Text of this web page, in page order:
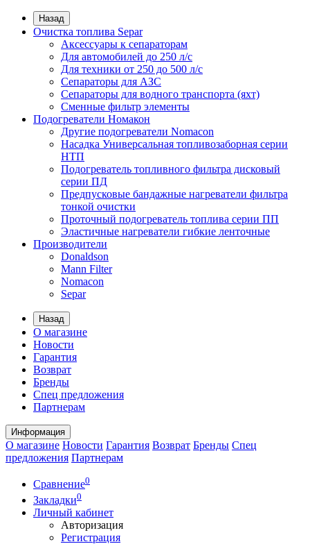
Назад
Очистка топлива Separ
Аксессуары к сепараторам
Для автомобилей до 250 л/с
Для техники от 250 до 500 л/с
Сепараторы для АЗС
Сепараторы для водного транспорта (яхт)
Сменные фильтр элементы
Подогреватели Номакон
Другие подогреватели Nomacon
Насадка Универсальная топливозаборная серии
НТП
Подогреватель топливного фильтра дисковый
серии ПД
Предпусковые бандажные нагреватели фильтра
тонкой очистки
Проточный подогреватель топлива серии ПП
Эластичные нагреватели гибкие ленточные
Производители
Donaldson
Mann Filter
Nomacon
Separ
Назад
О магазине
Новости
Гарантия
Возврат
Бренды
Спец предложения
Партнерам
Информация
О магазине Новости Гарантия Возврат Бренды Спец
предложения Партнерам
Сравнение0
Закладки0
Личный кабинет
Авторизация
Регистрация